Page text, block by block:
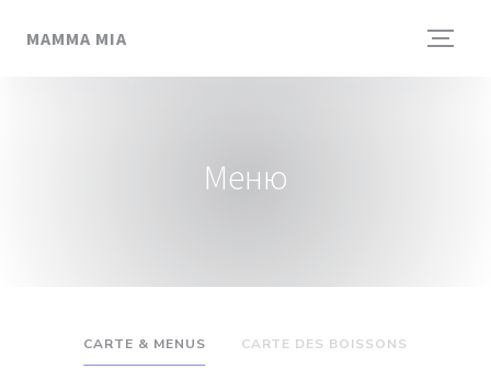
MAMMA MIA
Меню
CARTE & MENUS CARTE DES BOISSONS